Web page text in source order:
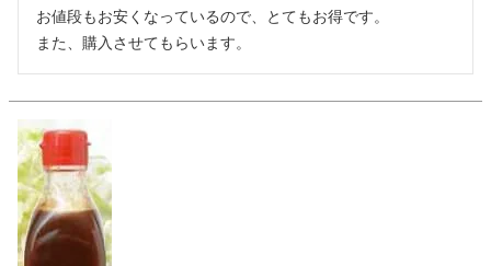
お値段もお安くなっているので、とてもお得です。
また、購入させてもらいます。